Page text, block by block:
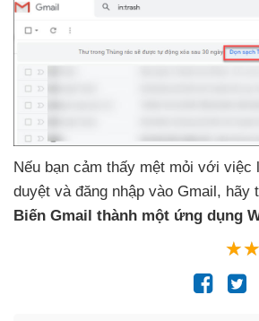
Nếu bạn cảm thấy mệt mỏi với việc
duyệt và đăng nhập vào Gmail , hãy
Biến Gmail thành một ứng dụng